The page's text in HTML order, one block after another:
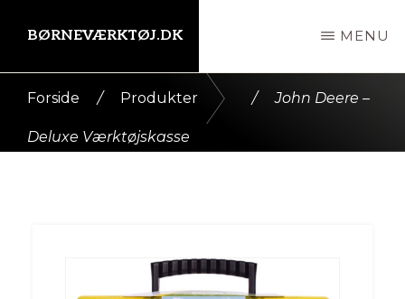
indhold
BØRNEVÆRKTØJ.DK MENU
Forside / Produkter / John Deere –
Deluxe Værktøjskasse